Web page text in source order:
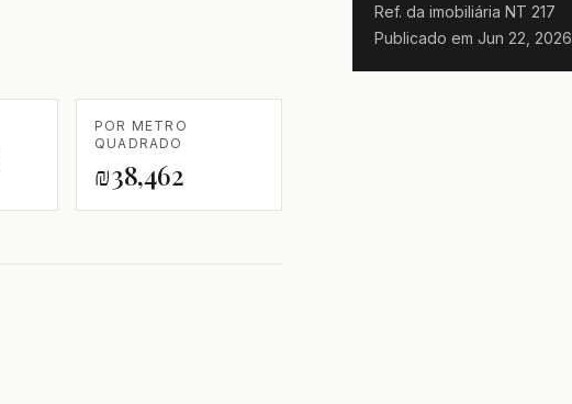
POR METRO
QUADRADO
₪38,462
Ref. da imobiliária NT 217
Publicado em Jun 22, 2026